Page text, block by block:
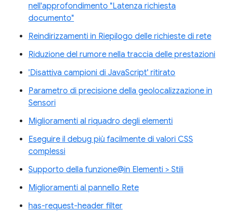
nell'approfondimento "Latenza richiesta
documento"
Reindirizzamenti in Riepilogo delle richieste di rete
Riduzione del rumore nella traccia delle prestazioni
'Disattiva campioni di JavaScript' ritirato
Parametro di precisione della geolocalizzazione in
Sensori
Miglioramenti al riquadro degli elementi
Eseguire il debug più facilmente di valori CSS
complessi
Supporto della funzione@in Elementi > Stili
Miglioramenti al pannello Rete
has-request-header filter